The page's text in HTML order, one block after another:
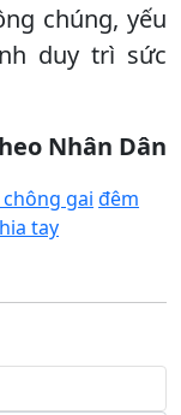
chúng, yếu
duy trì sức
Nhân Dân
gai đêm
tay